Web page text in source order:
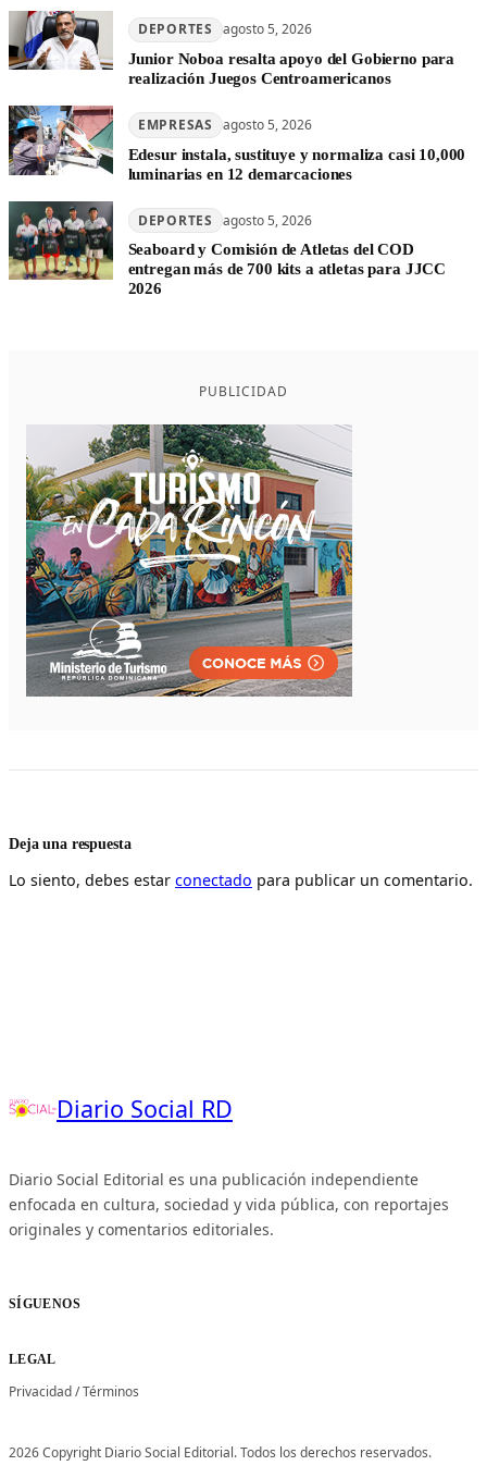
DEPORTES agosto 5, 2026
Junior Noboa resalta apoyo del Gobierno para
realización Juegos Centroamericanos
EMPRESAS agosto 5, 2026
Edesur instala, sustituye y normaliza casi 10,000
luminarias en 12 demarcaciones
DEPORTES agosto 5, 2026
Seaboard y Comisión de Atletas del COD
entregan más de 700 kits a atletas para JJCC
2026
PUBLICIDAD
Deja una respuesta
Lo siento, debes estar conectado para publicar un comentario.
Diario Social RD
Diario Social Editorial es una publicación independiente
enfocada en cultura, sociedad y vida pública, con reportajes
originales y comentarios editoriales.
SÍGUENOS
LEGAL
Privacidad/Términos
2026 Copyright Diario Social Editorial. Todos los derechos reservados.